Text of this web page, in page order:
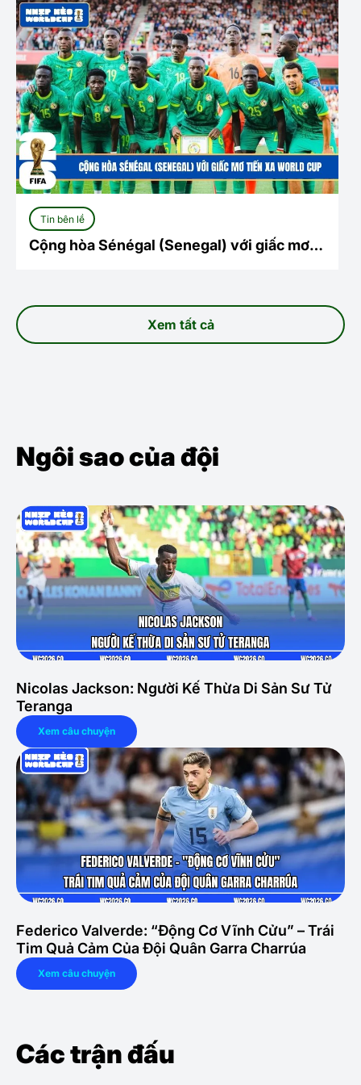
Xem tất cả
Tin bên lề
Cộng hòa Sénégal (Senegal) với giấc mơ
Ngôi sao của đội
Nicolas Jackson: Người Kế Thừa Di Sản Sư Tử
Teranga
Xem câu chuyện
Federico Valverde: “Động Cơ Vĩnh Cửu” – Trái
Tim Quả Cảm Của Đội Quân Garra Charrúa
Xem câu chuyện
Các trận đấu